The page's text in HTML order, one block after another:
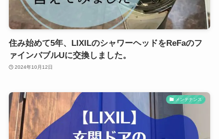
住み始めて5年、LIXILのシャワーヘッドをReFaのフ
ァインバブルUに交換しました。
2024年10月12日
メンテナンス